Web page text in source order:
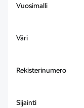
Vuosimalli
Väri
Rekisterinumero
Sijainti